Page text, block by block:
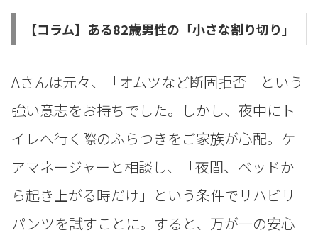
【コラム】ある82歳男性の「小さな割り切り」
Aさんは元々、「オムツなど断固拒否」という
強い意志をお持ちでした。しかし、夜中にト
イレへ行く際のふらつきをご家族が心配。ケ
アマネージャーと相談し、「夜間、ベッドか
ら起き上がる時だけ」という条件でリハビリ
パンツを試すことに。すると、万が一の安心